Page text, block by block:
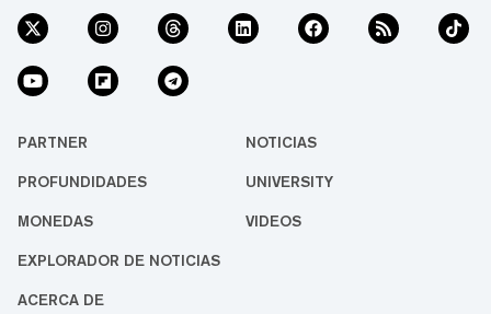
PARTNER NOTICIAS
PROFUNDIDADES UNIVERSITY
MONEDAS VIDEOS
EXPLORADOR DE NOTICIAS
ACERCA DE